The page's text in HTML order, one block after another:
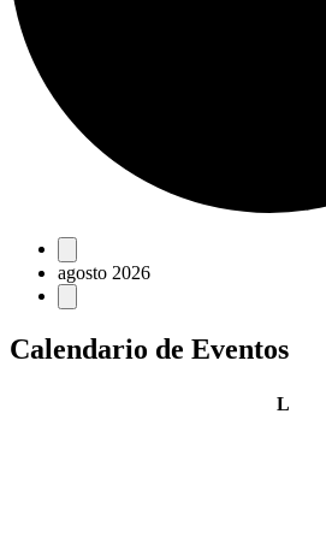
Eventos
agosto 2026
Calendario de Eventos
Llunes